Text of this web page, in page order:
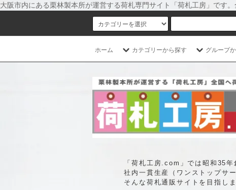
大阪市内にある栗林製本所が運営する荷札専門サイト「荷札工房」です。
ホーム カテゴリーから探す グループ
「荷札工房.com」では昭和35
社内一貫生産（ワンストップサ
そんな荷札通販サイトを目指しま